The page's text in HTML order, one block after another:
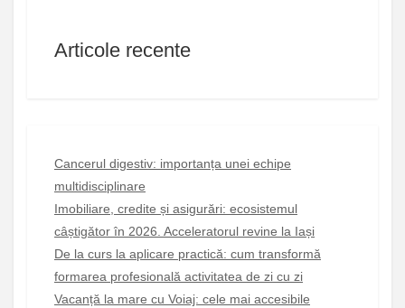
Articole recente
Cancerul digestiv: importanța unei echipe
multidisciplinare
Imobiliare, credite și asigurări: ecosistemul
câștigător în 2026. Acceleratorul revine la Iași
De la curs la aplicare practică: cum transformă
formarea profesională activitatea de zi cu zi
Vacanță la mare cu Voiaj: cele mai accesibile